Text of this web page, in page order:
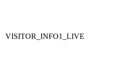
VISITOR_INFO1_LIVE